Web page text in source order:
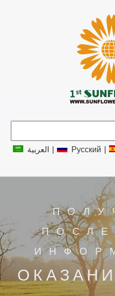
العربية Pусский